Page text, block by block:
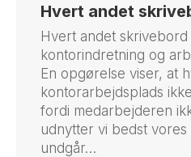
Hvert andet
Hvert andet skrivebord
kontorindretning og
En opgørelse viser, at
kontorarbejdsplads
fordi medarbejderen
udnytter vi bedst
undgår…